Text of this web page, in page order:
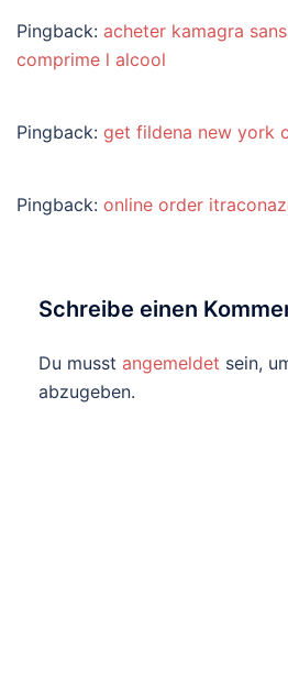
Pingback: acheter kamagra
comprime l alcool
Pingback: get fildena new york
Pingback: online order
Schreibe einen
Du musst angemeldet sein,
abzugeben.